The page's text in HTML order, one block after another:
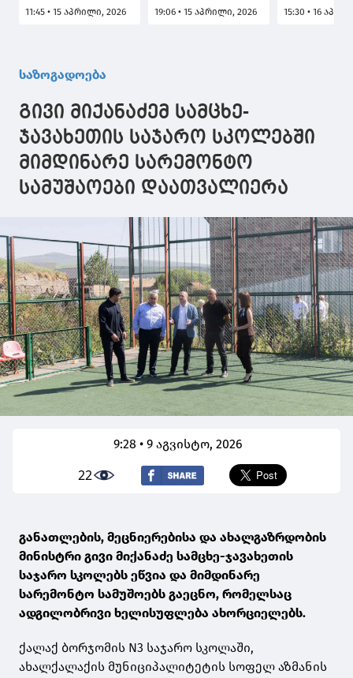
სარკინიგზო
სამუშაოების გამო
მოძრაობა
შეიზღუდება
11:45 • 15 აპრილი, 2026
მონაკვეთზე
19:06 • 15 აპრილი, 2026 15:30 • 16
საზოგადოება
გივი მიქანაძემ სამცხე-
ჯავახეთის საჯარო სკოლებში
მიმდინარე სარემონტო
სამუშაოები დაათვალიერა
9:28 • 9 აგვისტო, 2026
22
განათლების, მეცნიერებისა და ახალგაზრდობის
მინისტრი გივი მიქანაძე სამცხე-ჯავახეთის
საჯარო სკოლებს ეწვია და მიმდინარე
სარემონტო სამუშოებს გაეცნო, რომელსაც
ადგილობრივი ხელისუფლება ახორციელებს.
ქალაქ ბორჯომის N3 საჯარო სკოლაში,
ახალქალაქის მუნიციპალიტეტის სოფელ აზმანის